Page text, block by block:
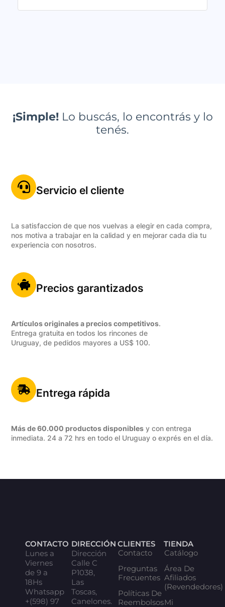
¡Simple!Lo buscás, lo encontrás y lo
tenés.
Servicio el cliente
La satisfaccion de que nos vuelvas a elegir en cada compra,
nos motiva a trabajar en la calidad y en mejorar cada dia tu
experiencia con nosotros.
Precios garantizados
Artículos originales a precios competitivos.
Entrega gratuita en todos los rincones de
Uruguay, de pedidos mayores a US$ 100.
Entrega rápida
Más de 60.000 productos disponibles y con entrega
inmediata. 24 a 72 hrs en todo el Uruguay o exprés en el día.
CONTACTO
Lunes a
Viernes
de 9 a
18Hs
Whatsapp
+(598) 97
DIRECCIÓN
Dirección
Calle C
P1038,
Las
Toscas,
Canelones.
CLIENTES
Contacto
Preguntas
Frecuentes
Políticas De
Reembolsos
TIENDA
Catálogo
Área De
Afiliados
(Revendedores)
Mi